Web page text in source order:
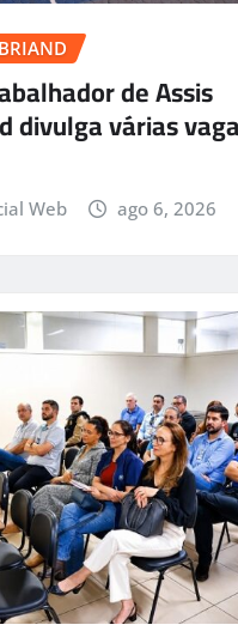
de Assis
divulga várias
Web ago 6, 2026